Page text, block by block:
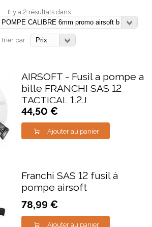
Il y a 2 résultats dans :
Trier par :
AIRSOFT - Fusil a pompe a
bille FRANCHI SAS 12
TACTICAL 1.2J
44,50 €
Ajouter au panier
Franchi SAS 12 fusil à
pompe airsoft
78,99 €
Ajouter au panier